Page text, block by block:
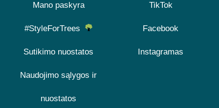
Mano paskyra
#StyleForTrees
Sutikimo nuostatos
Naudojimo sąlygos ir
nuostatos
TikTok
Facebook
Instagramas